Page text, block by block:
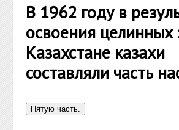
В 1962 году в
освоения целинных
Казахстане казахи
составляли часть